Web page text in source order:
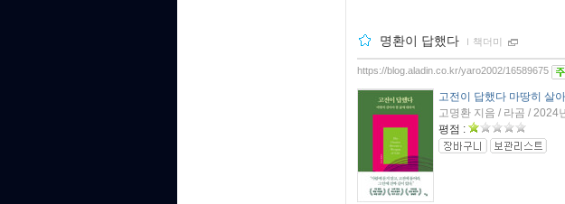
명환이 답했다 ｌ 책더미
https://blog.aladin.co.kr/yaro2002/16589675
고전이 답했다 마땅히 살
고명환 지음 / 라곰 / 2024
평점 :